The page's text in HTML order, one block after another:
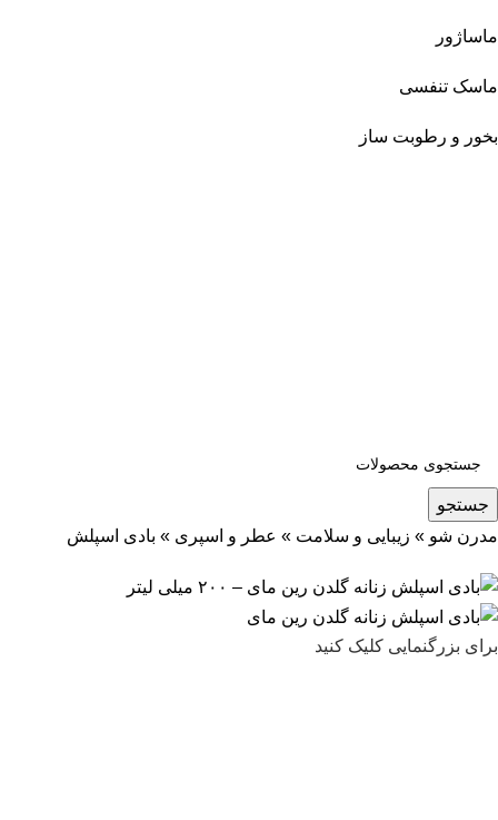
ماساژور
ماسک تنفسی
بخور و رطوبت ساز
جستجو
مدرن شو » زیبایی و سلامت » عطر و اسپری » بادی اسپلش
برای بزرگنمایی کلیک کنید